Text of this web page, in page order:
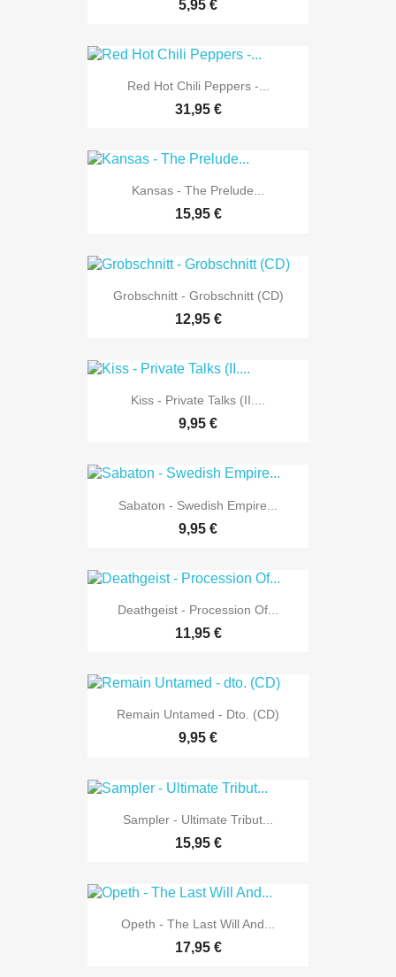
5,95 €
Red Hot Chili Peppers -...
31,95 €
Kansas - The Prelude...
15,95 €
Grobschnitt - Grobschnitt (CD)
12,95 €
Kiss - Private Talks (II....
9,95 €
Sabaton - Swedish Empire...
9,95 €
Deathgeist - Procession Of...
11,95 €
Remain Untamed - Dto. (CD)
9,95 €
Sampler - Ultimate Tribut...
15,95 €
Opeth - The Last Will And...
17,95 €